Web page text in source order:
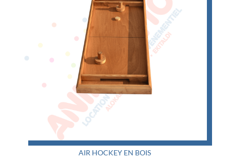
AIR HOCKEY EN BOIS